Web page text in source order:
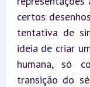
certos
tentativa de
ideia de criar
humana, só
transição do